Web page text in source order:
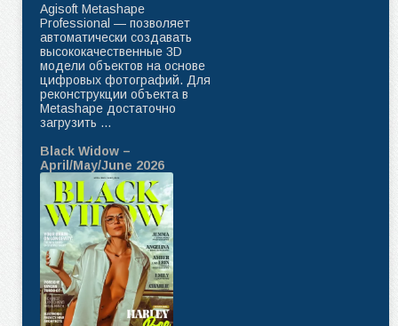
Agisoft Metashape
Professional — позволяет
автоматически создавать
высококачественные 3D
модели объектов на основе
цифровых фотографий. Для
реконструкции объекта в
Metashape достаточно
загрузить ...
Black Widow –
April/May/June 2026